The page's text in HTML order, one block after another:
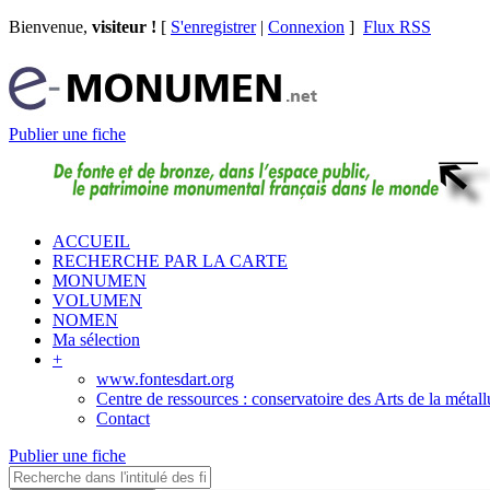
Bienvenue, visiteur ! [ S'enregistrer| Connexion ] Flux RSS
Publier une fiche
ACCUEIL
RECHERCHE PAR LA CARTE
MONUMEN
VOLUMEN
NOMEN
Ma sélection
+
www.fontesdart.org
Centre de ressources : conservatoire des Arts de la
Contact
Publier une fiche